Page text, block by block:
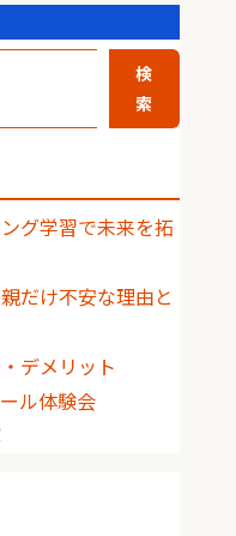
検
索
グ学習で未来を拓
だけ不安な理由と
デメリット
ル体験会